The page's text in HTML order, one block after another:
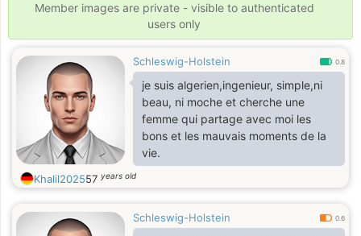
Member images are private - visible to authenticated
users only
Schleswig-Holstein 0.8
je suis algerien,ingenieur, simple,ni
beau, ni moche et cherche une
femme qui partage avec moi les
bons et les mauvais moments de la
vie.
Khalil202557 years old
Schleswig-Holstein 0.6